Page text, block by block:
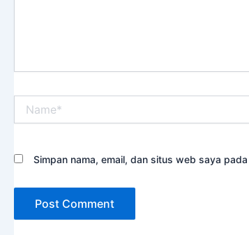
Simpan nama, email, dan situs web saya